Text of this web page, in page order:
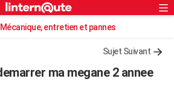
Rechercher
S'inscrire
Connexion
Mécanique, entretien et pannes
Sujet Suivant
ma megane 2 annee